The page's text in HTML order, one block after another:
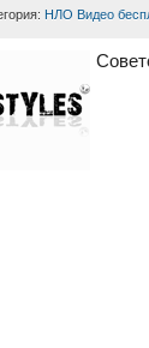
НЛО Видео